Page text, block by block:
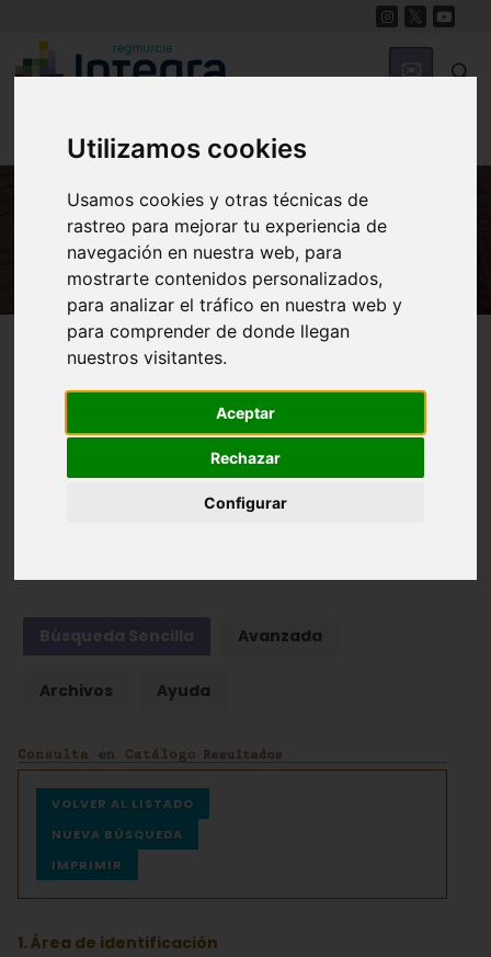
Utilizamos cookies
Usamos cookies y otras técnicas de
rastreo para mejorar tu experiencia de
navegación en nuestra web, para
mostrarte contenidos personalizados,
para analizar el tráfico en nuestra web y
para comprender de donde llegan
nuestros visitantes.
Aceptar
Rechazar
Configurar
HISTORIA
Región de Murcia Digital Historia Archivos
Búsqueda Sencilla Avanzada
Archivos Ayuda
VOLVER AL LISTADO
NUEVA BÚSQUEDA
IMPRIMIR
1. Área de identificación